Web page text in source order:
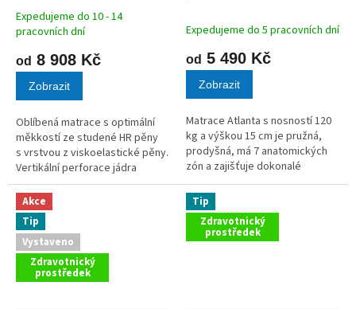
A
Průměrné
hodnocení
produktu
je
5,0
z
5
hvězdiček.
Expedujeme do 10 - 14
pracovních dní
od 8 908 Kč
Zobrazit
Oblíbená matrace s optimální
měkkostí ze studené HR pěny
s vrstvou z viskoelastické pěny.
Vertikální perforace jádra
zlepšuje prodyšnost matrace.
Expedujeme do 5 pracovních dní
od 5 490 Kč
Zobrazit
Matrace Atlanta s nosností 120
kg a výškou 15 cm je pružná,
prodyšná, má 7 anatomických
zón a zajišťuje dokonalé
rozložení hmotnosti těla.
Akce
Tip
Vystaveno
Zdravotnický
prostředek
Tip
Zdravotnický
prostředek